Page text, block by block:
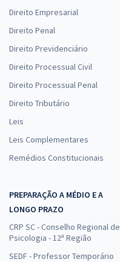
Direito Empresarial
Direito Penal
Direito Previdenciário
Direito Processual Civil
Direito Processual Penal
Direito Tributário
Leis
Leis Complementares
Remédios Constitucionais
PREPARAÇÃO A MÉDIO E A
LONGO PRAZO
CRP SC - Conselho Regional de
Psicologia - 12ª Região
SEDF - Professor Temporário